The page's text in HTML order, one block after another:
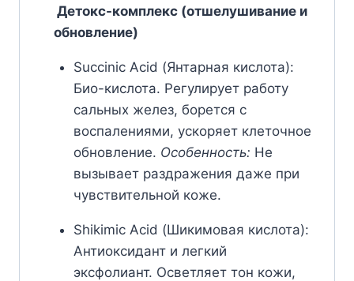
Детокс-комплекс (отшелушивание и
обновление)
Succinic Acid (Янтарная кислота):
Био-кислота. Регулирует работу
сальных желез, борется с
воспалениями, ускоряет клеточное
обновление. Особенность: Не
вызывает раздражения даже при
чувствительной коже.
Shikimic Acid (Шикимовая кислота):
Антиоксидант и легкий
эксфолиант. Осветляет тон кожи,